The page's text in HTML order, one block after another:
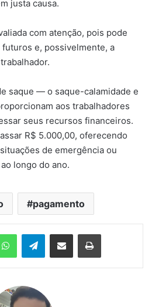
justa causa.
com atenção, pois pode
e, possivelmente, a
saque — o saque-calamidade e
aos trabalhadores
seus recursos financeiros.
R$ 5.000,00, oferecendo
de emergência ou
longo do ano.
pagamento
WhatsAppTelegramCompartilhar via e-mail Imprimir